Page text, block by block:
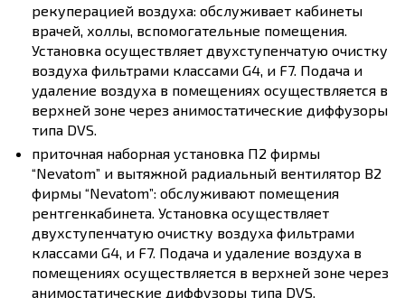
рекуперацией воздуха: обслуживает кабинеты
врачей, холлы, вспомогательные помещения.
Установка осуществляет двухступенчатую очистку
воздуха фильтрами классами G4, и F7. Подача и
удаление воздуха в помещениях осуществляется в
верхней зоне через анимостатические диффузоры
типа DVS.
приточная наборная установка П2 фирмы
“Nevatom” и вытяжной радиальный вентилятор В2
фирмы “Nevatom”: обслуживают помещения
рентгенкабинета. Установка осуществляет
двухступенчатую очистку воздуха фильтрами
классами G4, и F7. Подача и удаление воздуха в
помещениях осуществляется в верхней зоне через
анимостатические диффузоры типа DVS.